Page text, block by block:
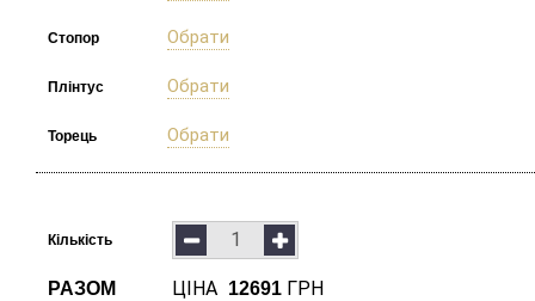
Стопор Обрати
Плінтус Обрати
Торець Обрати
Кількість
РАЗОМ ЦІНА 12691 ГРН